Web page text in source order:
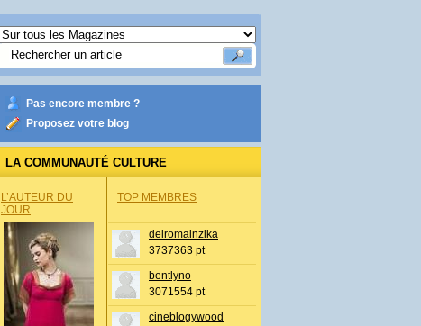
Pas encore membre ?
Proposez votre blog
LA COMMUNAUTÉ CULTURE
L’AUTEUR DU
JOUR
TOP MEMBRES
delromainzika
3737363 pt
bentlyno
3071554 pt
cineblogywood